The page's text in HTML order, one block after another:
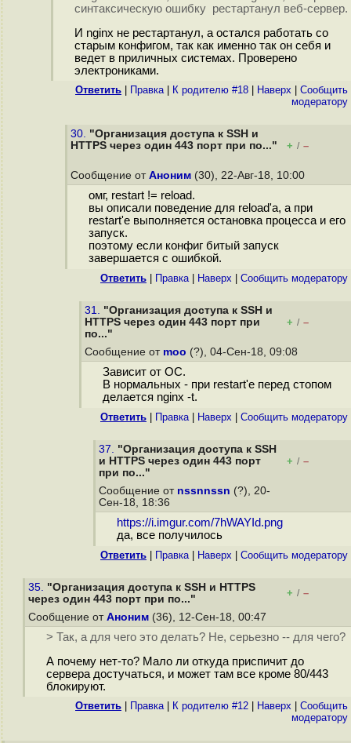
синтаксическую ошибку рестартанул веб-сервер.
И nginx не рестартанул, а остался работать со
старым конфигом, так как именно так он себя и
ведет в приличных системах. Проверено
электрониками.
Ответить Правка| К родителю #18 Наверх
Cообщить
модератору
30. "Организация доступа к SSH и
HTTPS через один 443 порт при по..."
+ / –
Сообщение от Аноним (30), 22-Авг-18, 10:00
омг, restart != reload.
вы описали поведение для reload'а, а при
restart'е выполняется остановка процесса и его
запуск.
поэтому если конфиг битый запуск
завершается с ошибкой.
Ответить Правка| Наверх Cообщить модератору
31. "Организация доступа к SSH и
HTTPS через один 443 порт при
по..."
+ / –
Сообщение от moo (?), 04-Сен-18, 09:08
Зависит от ОС.
В нормальных - при restart'е перед стопом
делается nginx -t.
Ответить Правка| Наверх Cообщить модератору
37. "Организация доступа к SSH
и HTTPS через один 443 порт
при по..."
+ / –
Сообщение от nssnnssn (?), 20-
Сен-18, 18:36
https://i.imgur.com/7hWAYId.png
да, все получилось
Ответить Правка| Наверх Cообщить модератору
35. "Организация доступа к SSH и HTTPS
через один 443 порт при по..."
+ / –
Сообщение от Аноним (36), 12-Сен-18, 00:47
> Так, а для чего это делать? Не, серьезно -- для чего?
А почему нет-то? Мало ли откуда приспичит до
сервера достучаться, и может там все кроме 80/443
блокируют.
Ответить Правка| К родителю #12 Наверх
Cообщить
модератору